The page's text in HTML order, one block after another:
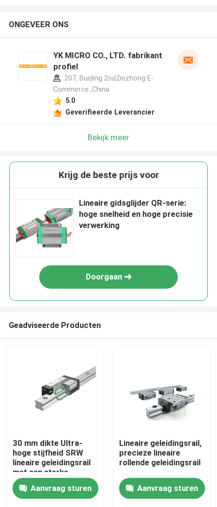
ONGEVEER ONS
YK MICRO CO., LTD. fabrikant
profiel
207, Buiding 2nd,Dezhong E-
Commerce ,China
5.0
Geverifieerde Leverancier
Bekijk meer
Krijg de beste prijs voor
Lineaire gidsglijder QR-serie:
hoge snelheid en hoge precisie
verwerking
Doorgaan
Geadviseerde Producten
30 mm dikte Ultra-
hoge stijfheid SRW
lineaire geleidingsrail
met een sterke
laadcapaciteit en
biseriële rollende
elementen kolommen
Aanvraag sturen
Lineaire geleidingsrail,
precieze lineaire
rollende geleidingsrail
Aanvraag sturen